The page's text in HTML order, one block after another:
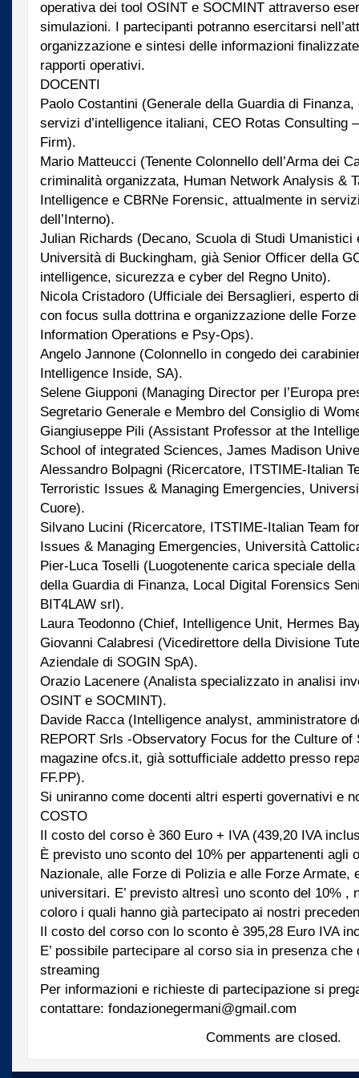
operativa dei tool OSINT e SOCMINT attraverso
simulazioni. I partecipanti potranno esercitarsi
organizzazione e sintesi delle informazioni
rapporti operativi.
DOCENTI
Paolo Costantini (Generale della Guardia di
servizi d’intelligence italiani, CEO Rotas Consulting
Firm).
Mario Matteucci (Tenente Colonnello dell’Arma dei
criminalità organizzata, Human Network Analysis &
Intelligence e CBRNe Forensic, attualmente in
dell’Interno).
Julian Richards (Decano, Scuola di Studi Umanistici
Università di Buckingham, già Senior Officer della
intelligence, sicurezza e cyber del Regno Unito).
Nicola Cristadoro (Ufficiale dei Bersaglieri, esperto
con focus sulla dottrina e organizzazione delle
Information Operations e Psy-Ops).
Angelo Jannone (Colonnello in congedo dei
Intelligence Inside, SA).
Selene Giupponi (Managing Director per l’Europa
Segretario Generale e Membro del Consiglio di
Giangiuseppe Pili (Assistant Professor at the
School of integrated Sciences, James Madison
Alessandro Bolpagni (Ricercatore, ITSTIME-Italian
Terroristic Issues & Managing Emergencies,
Cuore).
Silvano Lucini (Ricercatore, ITSTIME-Italian Team
Issues & Managing Emergencies, Università
Pier-Luca Toselli (Luogotenente carica speciale
della Guardia di Finanza, Local Digital Forensics
BIT4LAW srl).
Laura Teodonno (Chief, Intelligence Unit, Hermes
Giovanni Calabresi (Vicedirettore della Divisione
Aziendale di SOGIN SpA).
Orazio Lacenere (Analista specializzato in analisi
OSINT e SOCMINT).
Davide Racca (Intelligence analyst, amministratore
REPORT Srls -Observatory Focus for the Culture of
magazine ofcs.it, già sottufficiale addetto presso
FF.PP).
Si uniranno come docenti altri esperti governativi e
COSTO
Il costo del corso è 360 Euro + IVA (439,20 IVA
È previsto uno sconto del 10% per appartenenti agli
Nazionale, alle Forze di Polizia e alle Forze Armate,
universitari. E’ previsto altresì uno sconto del 10% ,
coloro i quali hanno già partecipato ai nostri
Il costo del corso con lo sconto è 395,28 Euro IVA
E’ possibile partecipare al corso sia in presenza che
streaming
Per informazioni e richieste di partecipazione si
contattare: fondazionegermani@gmail.com
Comments are closed.